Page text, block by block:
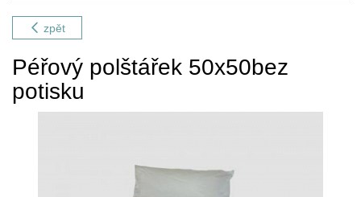
zpět
Péřový polštářek 50x50bez
potisku